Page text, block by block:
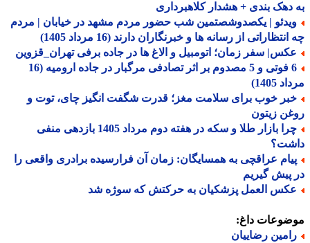
دهک بندی + هشدار کلاهبرداری
| یکصدوشصتمین شب حضور مردم مشهد در خیابان | مردم
از رسانه ها و خبرنگاران دارند (16 مرداد 1405)
سفر زمان؛ اتومبیل و الاغ ها در جاده برفی تهران_قزوین
6 فوتی و 5 مصدوم بر اثر تصادفی مرگبار در جاده ارومیه (16
1405)
خوب برای سلامت مغز؛ قدرت شگفت انگیز چای، توت و
زیتون
چرا بازار طلا و سکه در هفته دوم مرداد 1405 بازدهی منفی
عراقچی به همسایگان: زمان آن فرارسیده برادری واقعی را
پیش گیریم
العمل پزشکیان به حرکتش که سوژه شد
داغ:
رضاییان